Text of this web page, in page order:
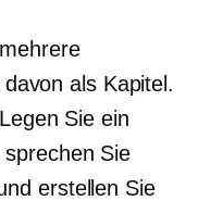
davon als Kapitel.
Sie ein
Sie
erstellen Sie